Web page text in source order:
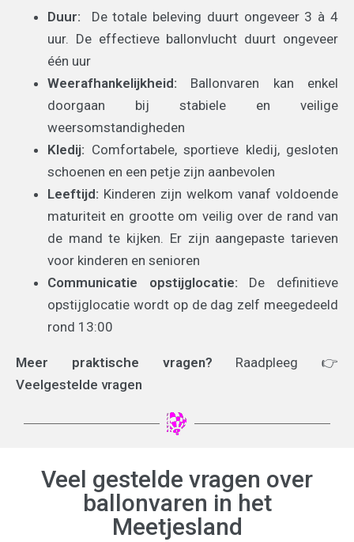
Duur:
De totale beleving duurt ongeveer 3 à 4
uur. De effectieve ballonvlucht duurt ongeveer
één uur
Weerafhankelijkheid: Ballonvaren kan enkel
doorgaan bij stabiele en veilige
weersomstandigheden
Kledij: Comfortabele, sportieve kledij, gesloten
schoenen en een petje zijn aanbevolen
Leeftijd: Kinderen zijn welkom vanaf voldoende
maturiteit en grootte om veilig over de rand van
de mand te kijken. Er zijn aangepaste tarieven
voor kinderen en senioren
Communicatie opstijglocatie: De definitieve
opstijglocatie wordt op de dag zelf meegedeeld
rond 13:00
Meer praktische vragen? Raadpleeg 👉
Veelgestelde vragen
Veel gestelde vragen over
ballonvaren in het
Meetjesland